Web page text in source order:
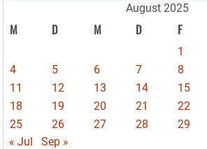
August 2025
M D M D F
1
4
5 6 7 8
11
12 13 14 15
18
19 20 21 22
25
26 27 28 29
« Jul
Sep »